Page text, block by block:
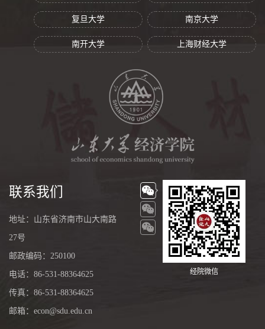
复旦大学 南京大学
南开大学 上海财经大学
联系我们
地址：山东省济南市山大南路
27号
邮政编码：250100
电话：86-531-88364625
传真：86-531-88364625
邮箱：econ@sdu.edu.cn
经院微信